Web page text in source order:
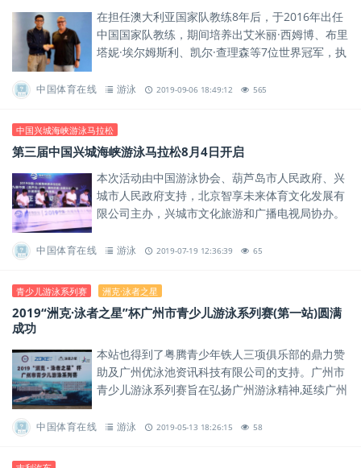
在担任澳大利亚国家队教练8年后，于2016年出任
中国国家队教练，期间培养出艾米丽·西姆博、布里
塔妮·埃尔姆斯利、凯尔·查理森等7位世界冠军，执
将。
中国体育在线 游泳 2019-09-06 18:49:12 565
中国兴城海峡游泳马拉松
第三届中国兴城海峡游泳马拉松8月4日开启
本次活动由中国游泳协会、葫芦岛市人民政府、兴
城市人民政府支持，北京智享未来体育文化发展有
限公司主办，兴城市文化旅游和广播电视局协办。
中国体育在线 游泳 2019-07-19 12:36:39 65
青少儿游泳系列赛 洲克·泳者之星
2019“洲克·泳者之星”杯广州市青少儿游泳系列赛(第一站)圆满
成功
本站也得到了粤腾青少年铁人三项俱乐部的鼎力赞
助及广州优泳池资讯科技有限公司的支持。广州市
青少儿游泳系列赛旨在弘扬广州游泳精神,延续广州
中国体育在线 游泳 2019-05-13 18:26:15 58